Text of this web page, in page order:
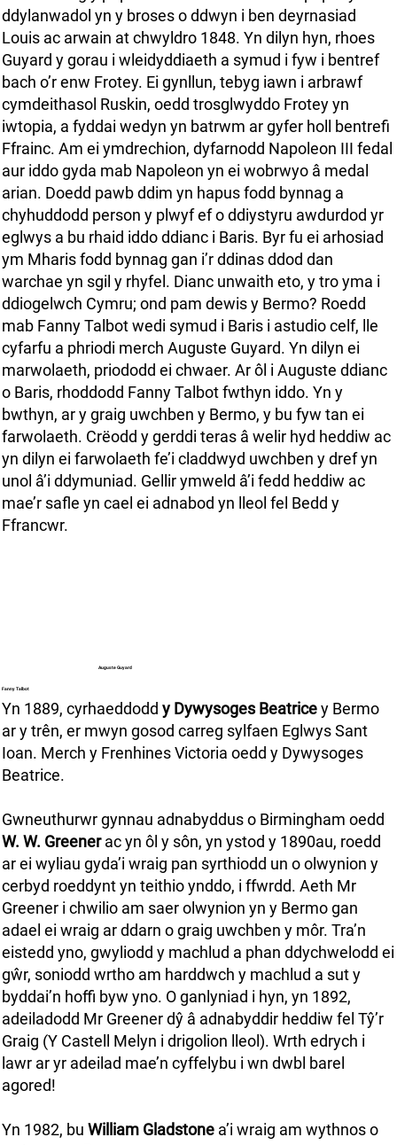
ddylanwadol yn y broses o ddwyn i ben deyrnasiad
Louis ac arwain at chwyldro 1848. Yn dilyn hyn, rhoes
Guyard y gorau i wleidyddiaeth a symud i fyw i bentref
bach o’r enw Frotey. Ei gynllun, tebyg iawn i arbrawf
cymdeithasol Ruskin, oedd trosglwyddo Frotey yn
iwtopia, a fyddai wedyn yn batrwm ar gyfer holl bentrefi
Ffrainc. Am ei ymdrechion, dyfarnodd Napoleon III fedal
aur iddo gyda mab Napoleon yn ei wobrwyo â medal
arian. Doedd pawb ddim yn hapus fodd bynnag a
chyhuddodd person y plwyf ef o ddiystyru awdurdod yr
eglwys a bu rhaid iddo ddianc i Baris. Byr fu ei arhosiad
ym Mharis fodd bynnag gan i’r ddinas ddod dan
warchae yn sgil y rhyfel. Dianc unwaith eto, y tro yma i
ddiogelwch Cymru; ond pam dewis y Bermo? Roedd
mab Fanny Talbot wedi symud i Baris i astudio celf, lle
cyfarfu a phriodi merch Auguste Guyard. Yn dilyn ei
marwolaeth, priododd ei chwaer. Ar ôl i Auguste ddianc
o Baris, rhoddodd Fanny Talbot fwthyn iddo. Yn y
bwthyn, ar y graig uwchben y Bermo, y bu fyw tan ei
farwolaeth. Crëodd y gerddi teras â welir hyd heddiw ac
yn dilyn ei farwolaeth fe’i claddwyd uwchben y dref yn
unol â’i ddymuniad. Gellir ymweld â’i fedd heddiw ac
mae’r safle yn cael ei adnabod yn lleol fel Bedd y
Ffrancwr.
Fanny Talbot
Auguste Guyard
Yn 1889, cyrhaeddoddy Dywysoges Beatricey Bermo
ar y trên, er mwyn gosod carreg sylfaen Eglwys Sant
Ioan. Merch y Frenhines Victoria oedd y Dywysoges
Beatrice.
Gwneuthurwr gynnau adnabyddus o Birmingham oedd
W. W. Greenerac yn ôl y sôn, yn ystod y 1890au, roedd
ar ei wyliau gyda’i wraig pan syrthiodd un o olwynion y
cerbyd roeddynt yn teithio ynddo, i ffwrdd. Aeth Mr
Greener i chwilio am saer olwynion yn y Bermo gan
adael ei wraig ar ddarn o graig uwchben y môr. Tra’n
eistedd yno, gwyliodd y machlud a phan ddychwelodd ei
gŵr, soniodd wrtho am harddwch y machlud a sut y
byddai’n hoffi byw yno. O ganlyniad i hyn, yn 1892,
adeiladodd Mr Greener dŷ â adnabyddir heddiw fel Tŷ’r
Graig (Y Castell Melyn i drigolion lleol). Wrth edrych i
lawr ar yr adeilad mae’n cyffelybu i wn dwbl barel
agored!
Yn 1982, buWilliam Gladstone a’i wraig am wythnos o